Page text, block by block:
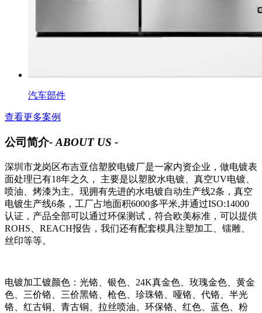
汽车部件
查看更多案例
公司简介- ABOUT US -
深圳市龙岗区布吉亚信塑胶电镀厂是一家内资企业，做电镀表
面处理已有18年之久， 主要是以塑胶水电镀、真空UV电镀、
喷油、烤漆为主。现拥有先进的水电镀自动生产线2条，真空
电镀生产线6条，工厂占地面积6000多平米,并通过ISO:14000
认证，产品全部可以通过环保测试，符合欧美标准，可以提供
ROHS、REACH报告，我们还有配套模具注塑加工、镭雕、
丝印等等。
电镀加工镀颜色：光铬、银色、24K真金色、玫瑰金色、黄金
色、三价铬、三价黑铬、枪色、珍珠铬、哑铬、代铬、半光
铬、红古铜、青古铜、拉丝喷油、环保铬、红色、蓝色、粉